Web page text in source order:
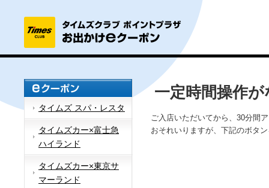
タイムズ スパ・レスタ
タイムズカー×富士急
ハイランド
タイムズカー×東京サ
マーランド
一定時間操作
ご入店いただいてから、30分間
おそれいりますが、下記のボタ